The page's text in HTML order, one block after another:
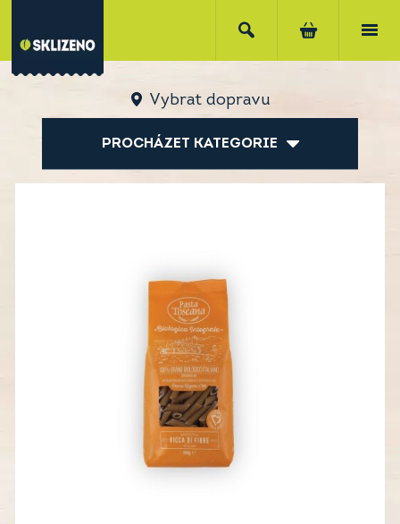
Vybrat dopravu
PROCHÁZET KATEGORIE